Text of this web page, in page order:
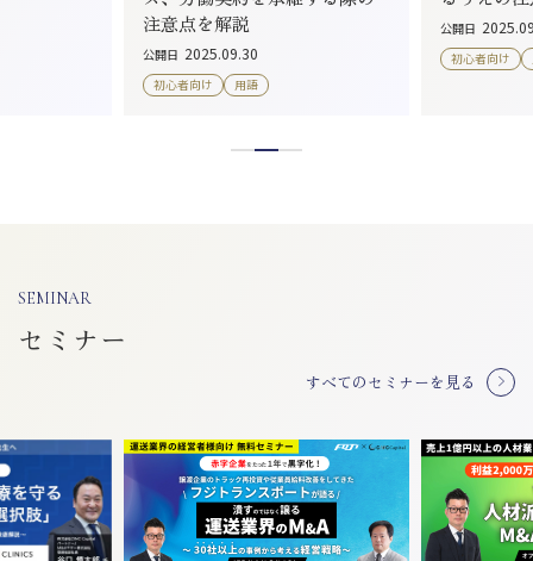
注意点を解説
公開日 2025.09.30
初心者向け 用語
公開日
初心者向け
SEMINAR
セミナー
すべてのセミナーを見る